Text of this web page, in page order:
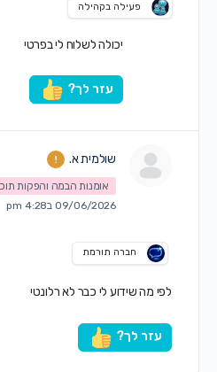
פעילה בקהילה
יכולה לשלוח לי בפרטי
עזר לך?
שולמית א.
אומנות הבמה והפקות תוכן
09/06/2026 ב4:28 pm
חברה תורמת
לפי מה שידוע לי כבר לא רלונטי
עזר לך?